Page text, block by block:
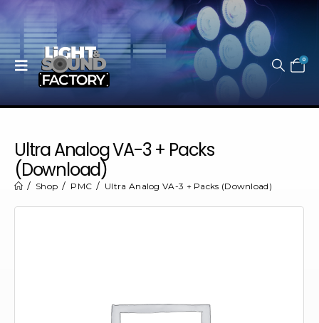
0
Ultra Analog VA-3 + Packs
(Download)
Shop PMC Ultra Analog VA-3 + Packs (Download)